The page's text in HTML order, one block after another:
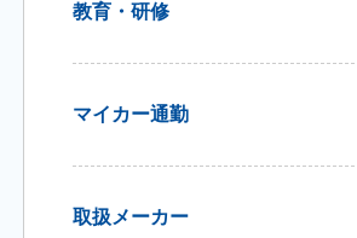
教育・研修
マイカー通勤
取扱メーカー